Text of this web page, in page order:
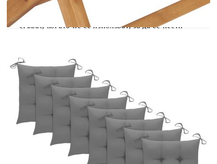
столове са леки, което ги прави гъвкави и лесни
за местене. Дървените столове могат да се
сгъват, когато не се използват, за да се пести
За да удължите живота на вашите градински
мебели, ви препоръчваме да ги защитите с
водоустойчиво покритие.
Цвят на възглавницата: Сив
Материал: Фино шлайфано твърдо тиково
дърво с покритие на водна основа
Материал на възглавницата: 100%
полиестер
Размери: 55 x 60 x 89 см (Ш x Д x В)